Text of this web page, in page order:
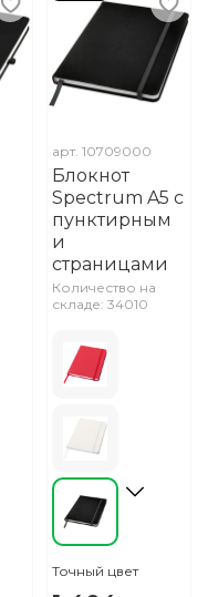
арт.10709000
Блокнот
Spectrum A5 с
пунктирным
и
страницами
Количество на
складе: 34010
Точный цвет